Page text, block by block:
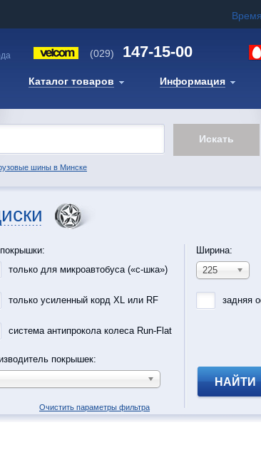
(029) 147-15-00
Каталог товаров Информация
шины в Минске
только для микроавтобуса («с-шка»)
только усиленный корд XL или RF
система антипрокола колеса Run-Flat
покрышек:
Ширина:
225
задняя
НАЙТИ
Очистить параметры фильтра